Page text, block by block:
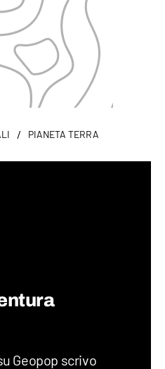
/ PIANETA TERRA
Geopop scrivo